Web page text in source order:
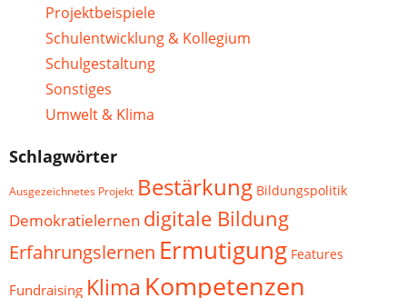
Projektbeispiele
Schulentwicklung & Kollegium
Schulgestaltung
Sonstiges
Umwelt & Klima
Schlagwörter
Ausgezeichnetes Projekt Bestärkung Bildungspolitik
Demokratielernen digitale Bildung
Erfahrungslernen Ermutigung Features
Fundraising Klima Kompetenzen